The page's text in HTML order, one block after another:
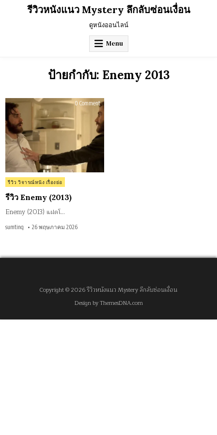
รีวิวหนังแนว Mystery ลึกลับซ่อนเงื่อน
ดูหนังออนไลน์
Menu
ป้ายกำกับ: Enemy 2013
0 Commenton
รีวิว
Enemy
(2013)
Posted
in
รีวิว วิจารณ์หนัง เรื่องย่อ
รีวิว Enemy (2013)
Enemy (2013) แฝดโ…
sumting 26 พฤษภาคม 2026
Copyright © 2026 รีวิวหนังแนว Mystery ลึกลับซ่อนเงื่อน
Design by ThemesDNA.com